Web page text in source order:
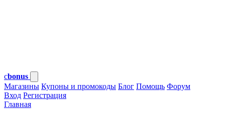
cbonus
Магазины Купоны и промокоды Блог Помощь Форум
Вход Регистрация
Главная